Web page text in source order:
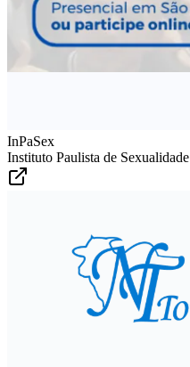
InPaSex
Instituto Paulista de Sexualidade